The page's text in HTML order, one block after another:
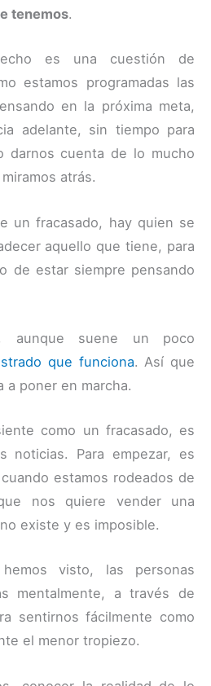
tenemos.
es una cuestión de
estamos programadas las
en la próxima meta,
adelante, sin tiempo para
darnos cuenta de lo mucho
atrás.
un fracasado, hay quien se
aquello que tiene, para
de estar siempre pensando
suene un poco
que funciona. Así que
a poner en marcha.
como un fracasado, es
noticias. Para empezar, es
estamos rodeados de
nos quiere vender una
existe y es imposible.
visto, las personas
mentalmente, a través de
sentirnos fácilmente como
el menor tropiezo.